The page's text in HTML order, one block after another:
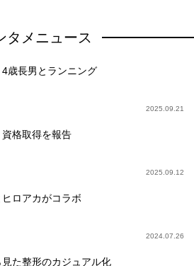
タメニュース
歳長男とランニング
2025.09.21
格取得を報告
2025.09.12
ロアカがコラボ
2024.07.26
た整形のカジュアル化